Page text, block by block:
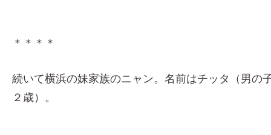
＊＊＊＊
続いて横浜の妹家族のニャン。名前はチッタ（男の
２歳）。